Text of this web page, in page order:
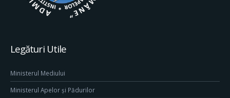
Legături Utile
Ministerul Mediului
Ministerul Apelor și Pădurilor